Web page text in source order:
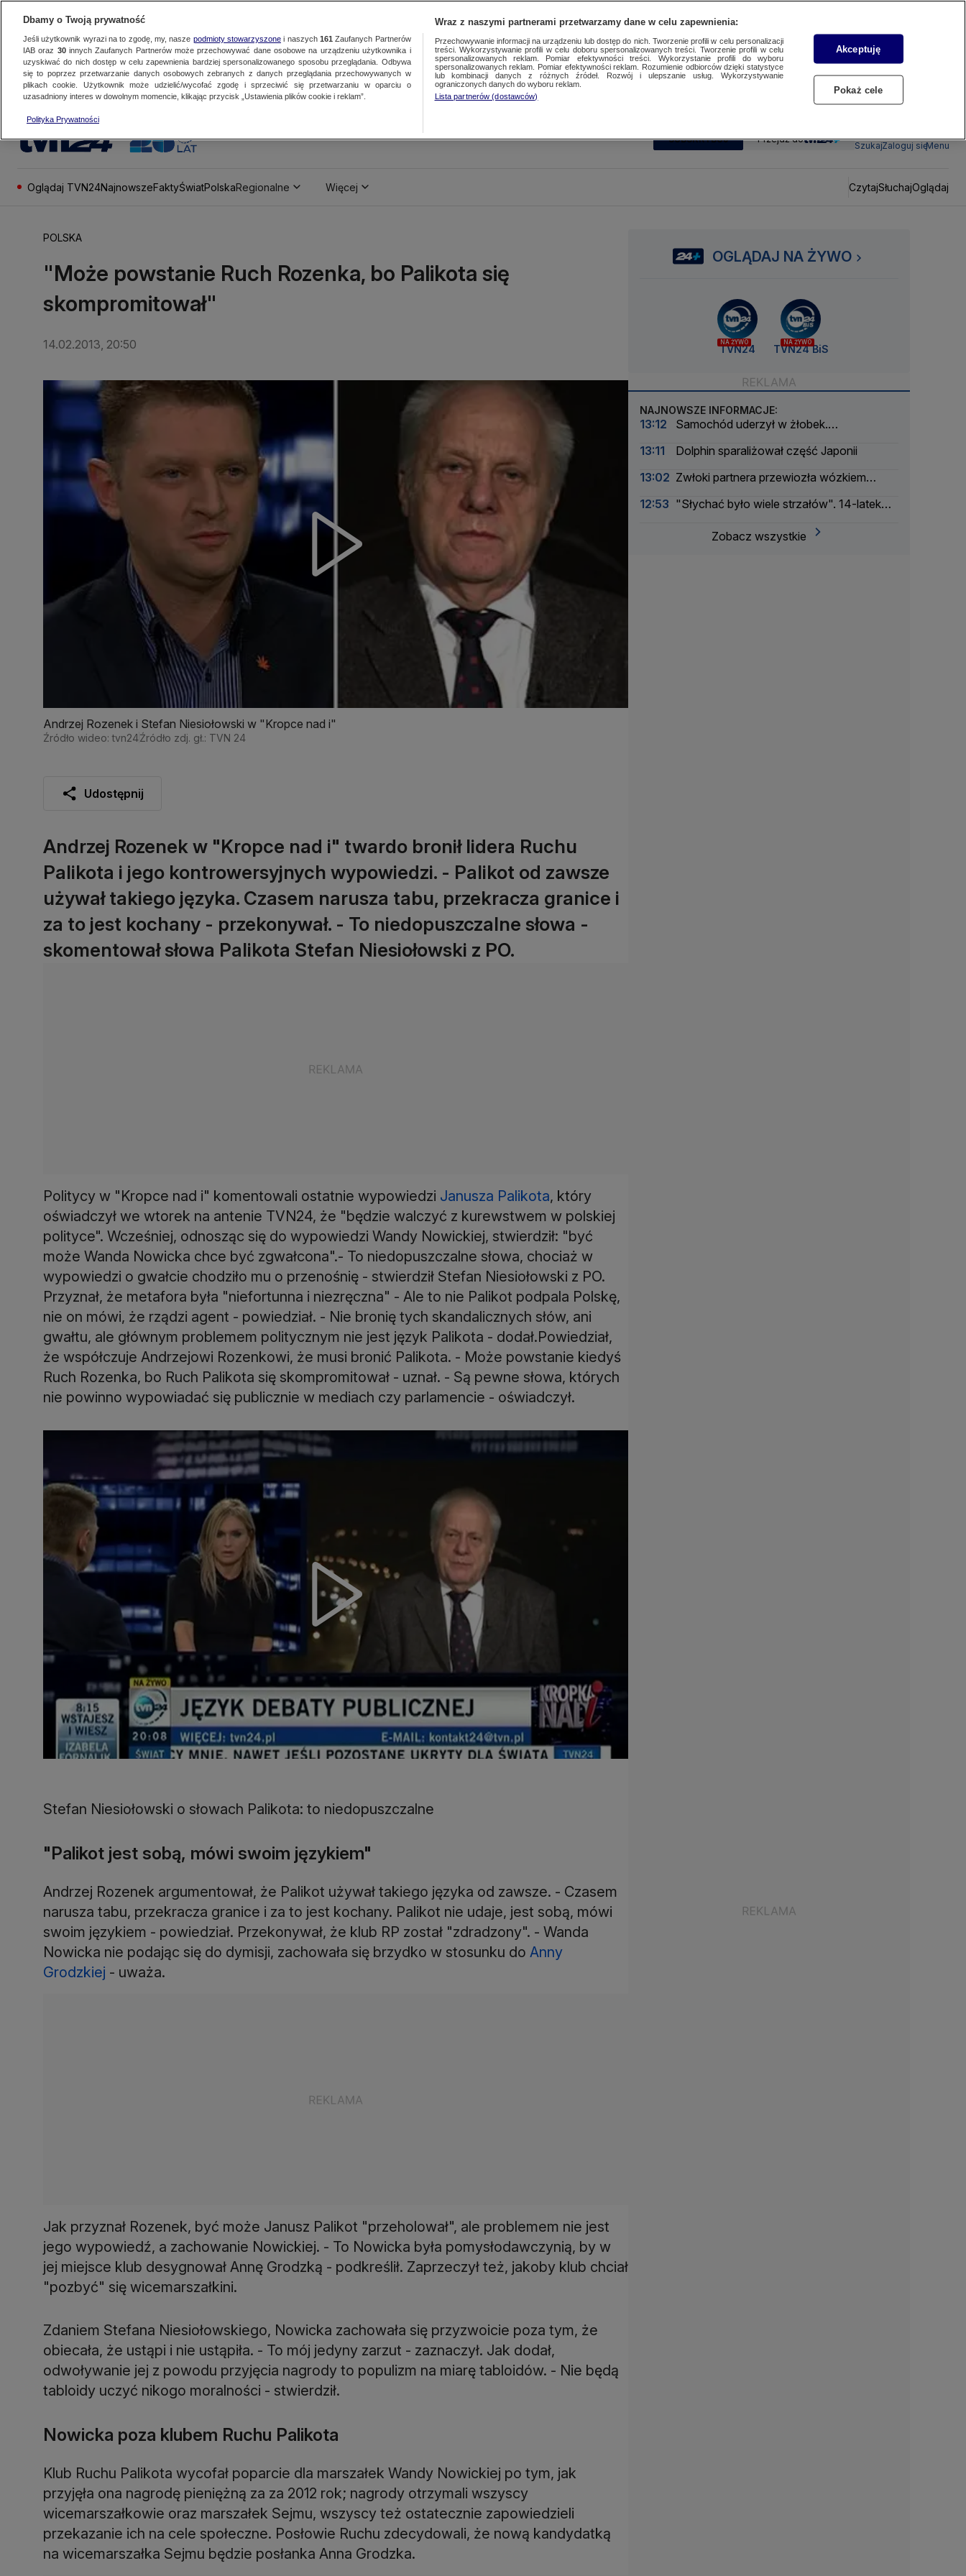
SUBSKRYBUJ Przejdź do
SzukajZaloguj sięMenu
Oglądaj TVN24NajnowszeFaktyŚwiatPolskaRegionalne Więcej CzytajSłuchajOglądaj
POLSKA
"Może powstanie Ruch Rozenka, bo Palikota się
skompromitował"
14.02.2013, 20:50
Andrzej Rozenek i Stefan Niesiołowski w "Kropce nad i"
Źródło wideo: tvn24Źródło zdj. gł.: TVN 24
Udostępnij
Andrzej Rozenek w "Kropce nad i" twardo bronił lidera Ruchu
Palikota i jego kontrowersyjnych wypowiedzi. - Palikot od zawsze
używał takiego języka. Czasem narusza tabu, przekracza granice i
za to jest kochany - przekonywał. - To niedopuszczalne słowa -
skomentował słowa Palikota Stefan Niesiołowski z PO.
Politycy w "Kropce nad i" komentowali ostatnie wypowiedzi Janusza Palikota, który
oświadczył we wtorek na antenie TVN24, że "będzie walczyć z kurewstwem w polskiej
polityce". Wcześniej, odnosząc się do wypowiedzi Wandy Nowickiej, stwierdził: "być
może Wanda Nowicka chce być zgwałcona".- To niedopuszczalne słowa, chociaż w
wypowiedzi o gwałcie chodziło mu o przenośnię - stwierdził Stefan Niesiołowski z PO.
Przyznał, że metafora była "niefortunna i niezręczna" - Ale to nie Palikot podpala Polskę,
nie on mówi, że rządzi agent - powiedział. - Nie bronię tych skandalicznych słów, ani
gwałtu, ale głównym problemem politycznym nie jest język Palikota - dodał.Powiedział,
że współczuje Andrzejowi Rozenkowi, że musi bronić Palikota. - Może powstanie kiedyś
Ruch Rozenka, bo Ruch Palikota się skompromitował - uznał. - Są pewne słowa, których
nie powinno wypowiadać się publicznie w mediach czy parlamencie - oświadczył.
Stefan Niesiołowski o słowach Palikota: to niedopuszczalne
"Palikot jest sobą, mówi swoim językiem"
Andrzej Rozenek argumentował, że Palikot używał takiego języka od zawsze. - Czasem
narusza tabu, przekracza granice i za to jest kochany. Palikot nie udaje, jest sobą, mówi
swoim językiem - powiedział. Przekonywał, że klub RP został "zdradzony". - Wanda
Nowicka nie podając się do dymisji, zachowała się brzydko w stosunku do Anny
Grodzkiej - uważa.
Jak przyznał Rozenek, być może Janusz Palikot "przeholował", ale problemem nie jest
jego wypowiedź, a zachowanie Nowickiej. - To Nowicka była pomysłodawczynią, by w
jej miejsce klub desygnował Annę Grodzką - podkreślił. Zaprzeczył też, jakoby klub chciał
"pozbyć" się wicemarszałkini.
Zdaniem Stefana Niesiołowskiego, Nowicka zachowała się przyzwoicie poza tym, że
obiecała, że ustąpi i nie ustąpiła. - To mój jedyny zarzut - zaznaczył. Jak dodał,
odwoływanie jej z powodu przyjęcia nagrody to populizm na miarę tabloidów. - Nie będą
tabloidy uczyć nikogo moralności - stwierdził.
Nowicka poza klubem Ruchu Palikota
Klub Ruchu Palikota wycofał poparcie dla marszałek Wandy Nowickiej po tym, jak
przyjęła ona nagrodę pieniężną za za 2012 rok; nagrody otrzymali wszyscy
wicemarszałkowie oraz marszałek Sejmu, wszyscy też ostatecznie zapowiedzieli
przekazanie ich na cele społeczne. Posłowie Ruchu zdecydowali, że nową kandydatką
na wicemarszałka Sejmu będzie posłanka Anna Grodzka.
OGLĄDAJ NA ŻYWO
NA ŻYWO
TVN24
NA ŻYWO
TVN24 BiS
NAJNOWSZE INFORMACJE:
13:12
Samochód uderzył w żłobek.
13:11
Dolphin sparaliżował część Japonii
13:02 Zwłoki partnera przewiozła wózkiem
rozwiązana
12:53 "Słychać było wiele strzałów". 14-latek
Zobacz wszystkie
Dbamy o Twoją prywatność
Jeśli użytkownik wyrazi na to zgodę, my, nasze podmioty stowarzyszonei naszych 161 Zaufanych Partnerów
IAB oraz 30innych Zaufanych Partnerów może przechowywać dane osobowe na urządzeniu użytkownika i
uzyskiwać do nich dostęp w celu zapewnienia bardziej spersonalizowanego sposobu przeglądania. Odbywa
się to poprzez przetwarzanie danych osobowych zebranych z danych przeglądania przechowywanych w
plikach cookie. Użytkownik może udzielić/wycofać zgodę i sprzeciwić się przetwarzaniu w oparciu o
uzasadniony interes w dowolnym momencie, klikając przycisk „Ustawienia plików cookie i reklam”.
Polityka Prywatności
Wraz z naszymi partnerami przetwarzamy dane w celu zapewnienia:
Przechowywanie informacji na urządzeniu lub dostęp do nich. Tworzenie profili w celu personalizacji
treści. Wykorzystywanie profili w celu doboru spersonalizowanych treści. Tworzenie profili w celu
spersonalizowanych reklam. Pomiar efektywności treści. Wykorzystanie profili do wyboru
spersonalizowanych reklam. Pomiar efektywności reklam. Rozumienie odbiorców dzięki statystyce
lub kombinacji danych z różnych źródeł. Rozwój i ulepszanie usług. Wykorzystywanie
ograniczonych danych do wyboru reklam.
Lista partnerów (dostawców)
Akceptuję
Pokaż cele